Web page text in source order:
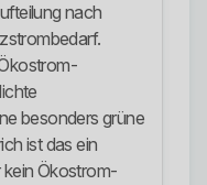
nach
besonders grüne
ist das ein
kein Ökostrom-